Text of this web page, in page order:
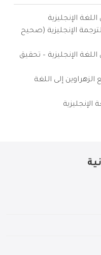
الإنجليزية
الإنجليزية (صحيح
الإنجليزية – تحقيق
إلى اللغة
الإنجليزية